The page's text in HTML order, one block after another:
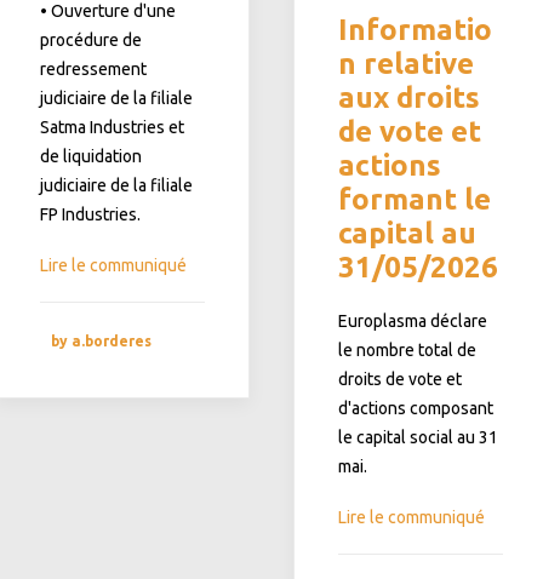
• Ouverture d'une
procédure de
redressement
judiciaire de la filiale
Satma Industries et
de liquidation
judiciaire de la filiale
FP Industries.
Lire le communiqué
by a.borderes
Informatio
n relative
aux droits
de vote et
actions
formant le
capital au
31/05/2026
Europlasma déclare
le nombre total de
droits de vote et
d'actions composant
le capital social au 31
mai.
Lire le communiqué